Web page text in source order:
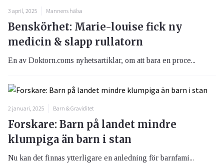
3 april, 2025 Mannens hälsa
Benskörhet: Marie-louise fick ny
medicin & slapp rullatorn
En av Doktorn.coms nyhetsartiklar, om att bara en proce...
2 januari, 2025 Barn & Graviditet
Forskare: Barn på landet mindre
klumpiga än barn i stan
Nu kan det finnas ytterligare en anledning för barnfami...